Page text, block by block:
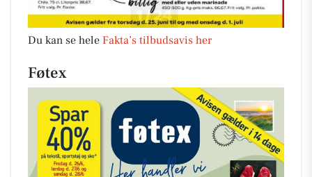
Du kan se hele Fakta’s tilbudsavis her
Føtex